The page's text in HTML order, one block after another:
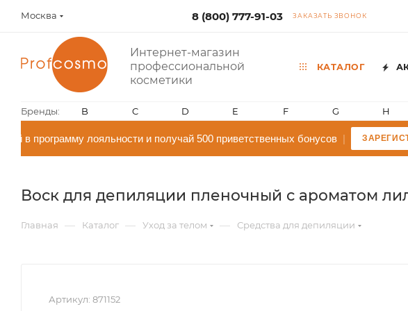
Москва 8 (800) 777-91-03 ЗАКАЗАТЬ ЗВОНОК
Интернет-магазин
профессиональной
косметики
КАТАЛОГ
Бренды: B C D E F G H
в программу лояльности и получай 500 приветственных бонусов|
Воск для депиляции пленочный с ароматом
Главная — Каталог — Уход за телом — Средства для депиляции
Артикул: 871152